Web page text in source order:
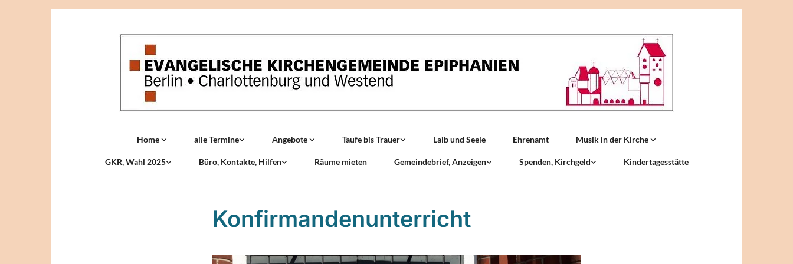
Home alle Termine Angebote Taufe bis Trauer Laib und Seele Ehrenamt Musik in der Kirche
GKR, Wahl 2025 Büro, Kontakte, Hilfen Räume mieten Gemeindebrief, Anzeigen Spenden, Kirchgeld Kindertagesstätte
Konfirmandenunterricht